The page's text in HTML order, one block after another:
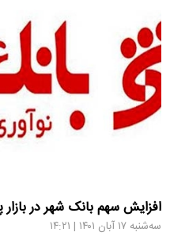
افزایش سهم بانک شهر در بازار
سه‌شنبه ۱۷ آبان ۱۴۰۱ | ۱۴:۲۱